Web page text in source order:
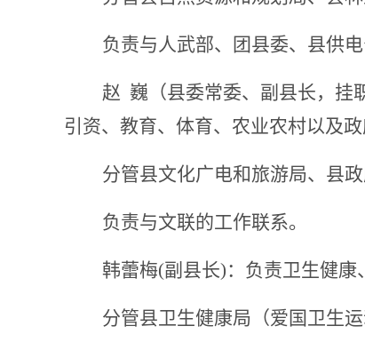
负责与人武部、 团县委、县供
赵 巍 （县委常委、 副县长， 挂
引资、 教育、体育、 农业农村以及
分管县文化广电和旅游局、 县
负责与文联的工作联系。
韩蕾梅(副县长)： 负责卫生健康
分管县卫生健康局（爱国卫生